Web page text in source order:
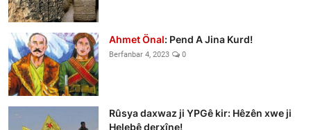
Ahmet Önal: Pend A Jina Kurd!
Berfanbar 4, 2023 0
Rûsya daxwaz ji YPGê kir: Hêzên xwe ji
Helebê derxîne!